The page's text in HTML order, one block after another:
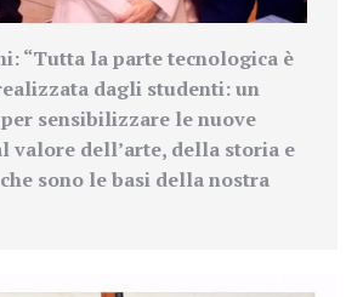
“Tutta la parte tecnologica è
dagli studenti: un
sensibilizzare le nuove
valore dell’arte, della storia e
sono le basi della nostra